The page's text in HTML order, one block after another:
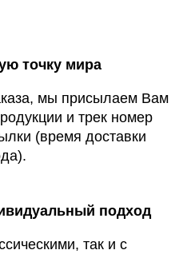
точку мира
мы присылаем Вам
и трек номер
(время доставки
подход
так и с